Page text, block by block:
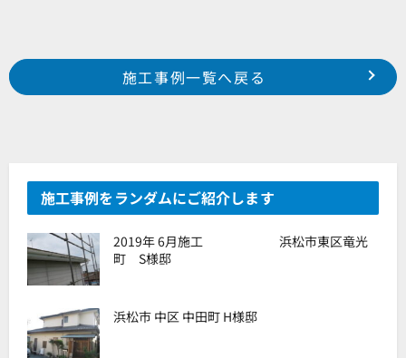
Prev
浜松市 南区 三新町 U様邸
浜松市 中区 上島 T様邸
施工事例一覧へ戻る
施工事例をランダムにご紹介します
2019年 6月施工 浜松市東区竜光
町 S様邸
浜松市 中区 中田町 H様邸